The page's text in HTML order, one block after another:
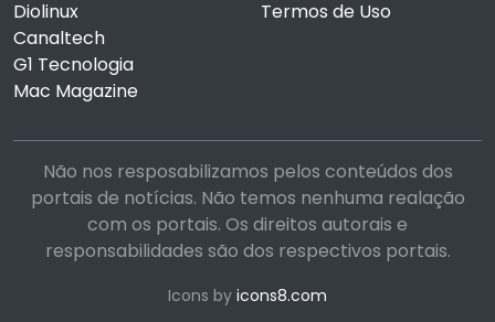
Diolinux
Canaltech
G1 Tecnologia
Mac Magazine
Termos de Uso
Não nos resposabilizamos pelos conteúdos dos
portais de notícias. Não temos nenhuma realação
com os portais. Os direitos autorais e
responsabilidades são dos respectivos portais.
Icons by icons8.com